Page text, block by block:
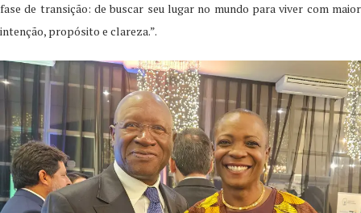
fase de transição: de buscar seu lugar no mundo para viver com maior
intenção, propósito e clareza.”.